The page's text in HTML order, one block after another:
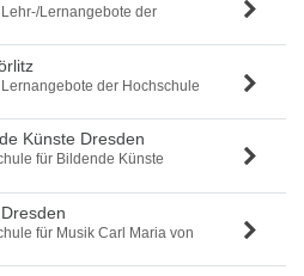
Lernangebote der
der Hochschule
Künste Dresden
für Bildende Künste
für Musik Carl Maria von